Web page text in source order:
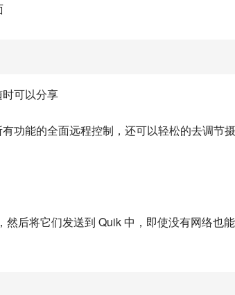
可以分享
功能的全面远程控制，还可以轻松的去调节摄
后将它们发送到 Quik 中，即使没有网络也